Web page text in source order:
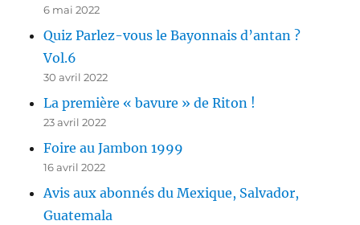
6 mai 2022
Quiz Parlez-vous le Bayonnais d’antan ?
Vol.6
30 avril 2022
La première « bavure » de Riton !
23 avril 2022
Foire au Jambon 1999
16 avril 2022
Avis aux abonnés du Mexique, Salvador,
Guatemala